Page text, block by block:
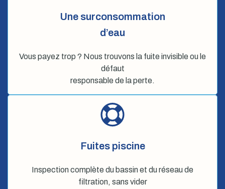
Une surconsommation
d’eau
Vous payez trop ? Nous trouvons la fuite invisible ou le
défaut
responsable de la perte.
Fuites piscine
Inspection complète du bassin et du réseau de
filtration, sans vider